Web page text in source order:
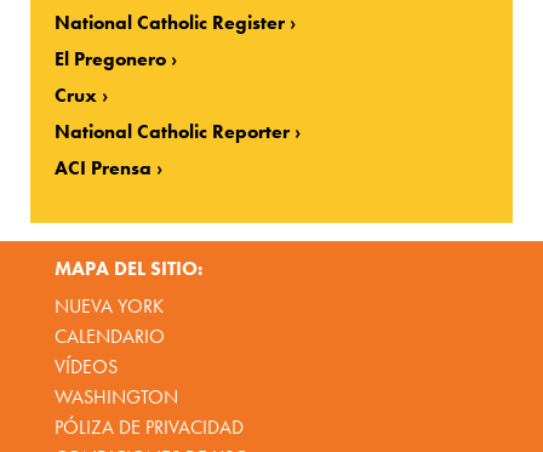
National Catholic Register
El Pregonero
Crux
National Catholic Reporter
ACI Prensa
MAPA DEL SITIO:
NUEVA YORK
CALENDARIO
VÍDEOS
WASHINGTON
PÓLIZA DE PRIVACIDAD